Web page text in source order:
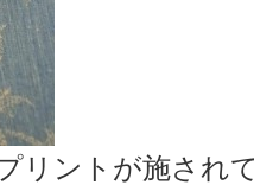
リントが施され